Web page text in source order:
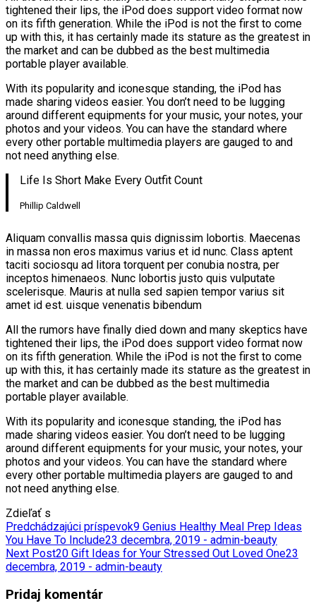
tightened their lips, the iPod does support video format now
on its fifth generation. While the iPod is not the first to come
up with this, it has certainly made its stature as the greatest in
the market and can be dubbed as the best multimedia
portable player available.
With its popularity and iconesque standing, the iPod has
made sharing videos easier. You don’t need to be lugging
around different equipments for your music, your notes, your
photos and your videos. You can have the standard where
every other portable multimedia players are gauged to and
not need anything else.
Life Is Short Make Every Outfit Count
Phillip Caldwell
Aliquam convallis massa quis dignissim lobortis. Maecenas
in massa non eros maximus varius et id nunc. Class aptent
taciti sociosqu ad litora torquent per conubia nostra, per
inceptos himenaeos. Nunc lobortis justo quis vulputate
scelerisque. Mauris at nulla sed sapien tempor varius sit
amet id est. uisque venenatis bibendum
All the rumors have finally died down and many skeptics have
tightened their lips, the iPod does support video format now
on its fifth generation. While the iPod is not the first to come
up with this, it has certainly made its stature as the greatest in
the market and can be dubbed as the best multimedia
portable player available.
With its popularity and iconesque standing, the iPod has
made sharing videos easier. You don’t need to be lugging
around different equipments for your music, your notes, your
photos and your videos. You can have the standard where
every other portable multimedia players are gauged to and
not need anything else.
Zdieľať s
Predchádzajúci príspevok9 Genius Healthy Meal Prep Ideas
You Have To Include23 decembra, 2019 - admin-beauty
Next Post20 Gift Ideas for Your Stressed Out Loved One23
decembra, 2019 - admin-beauty
Pridaj komentár